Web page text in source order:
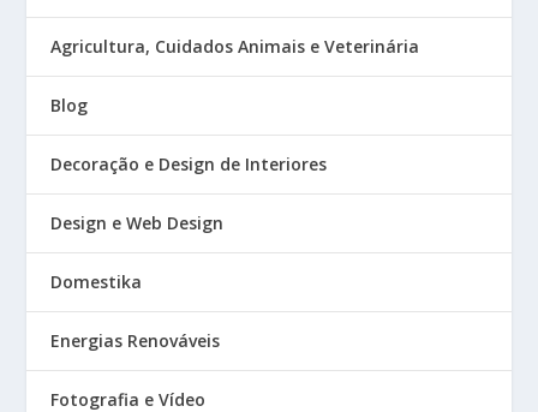
Agricultura, Cuidados Animais e Veterinária
Blog
Decoração e Design de Interiores
Design e Web Design
Domestika
Energias Renováveis
Fotografia e Vídeo